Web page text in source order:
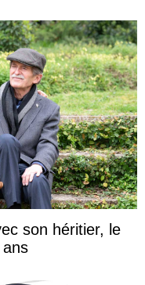
son héritier, le